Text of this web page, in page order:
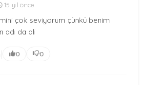
15 yıl önce
çok seviyorum çünkü benim
adı da ali
0 0